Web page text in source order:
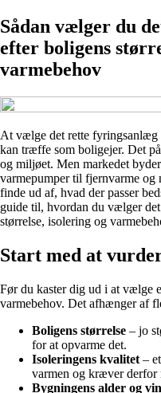
Sådan vælger du
efter boligens
varmebehov
At vælge det rette fyringsanlæg
kan træffe som boligejer. Det
og miljøet. Men markedet
varmepumper til fjernvarme
finde ud af, hvad der passer
guide til, hvordan du vælger
størrelse, isolering og
Start med at
Før du kaster dig ud i at vælge
varmebehov. Det afhænger af
Boligens størrelse – jo
for at opvarme det.
Isoleringens kvalitet –
varmen og kræver derfor
Bygningens alder og